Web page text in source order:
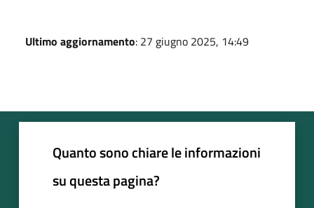
Ultimo aggiornamento: 27 giugno 2025, 14:49
Quanto sono chiare le informazioni
su questa pagina?